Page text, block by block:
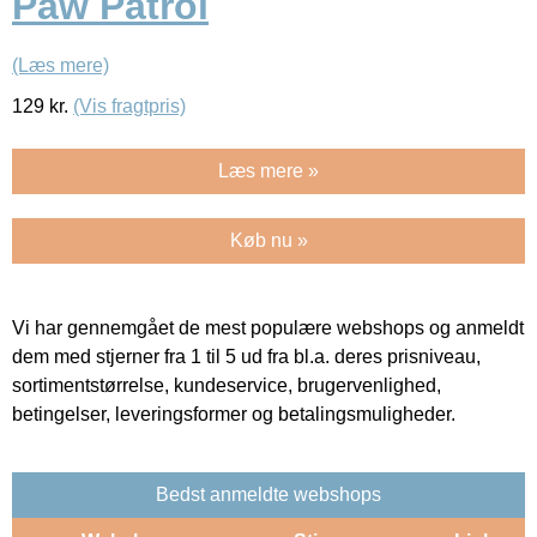
(Læs mere)
129 kr. (Vis fragtpris)
Læs mere »
Køb nu »
Vi har gennemgået de mest populære webshops og anmeldt
dem med stjerner fra 1 til 5 ud fra bl.a. deres prisniveau,
sortimentstørrelse, kundeservice, brugervenlighed,
betingelser, leveringsformer og betalingsmuligheder.
Bedst anmeldte webshops